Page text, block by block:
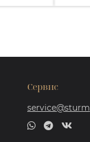
Сервис